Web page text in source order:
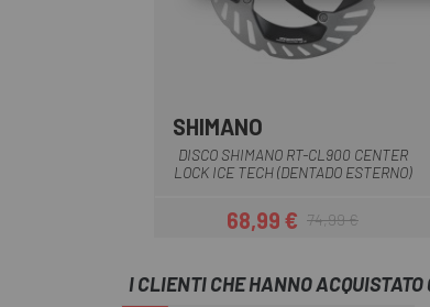
SHIMANO
DISCO SHIMANO RT-CL900 CENTER
LOCK ICE TECH (DENTADO ESTERNO)
Prezzo
68,99 €Prezzo base
74,99 €
I CLIENTI CHE HANNO ACQUISTATO